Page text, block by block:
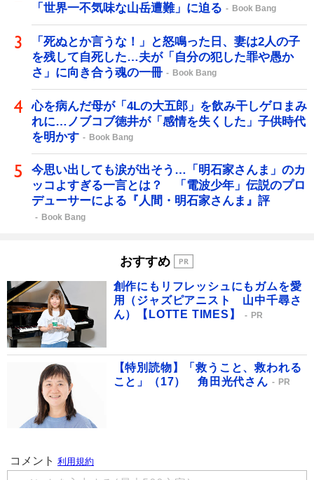
「世界一不気味な山岳遭難」に迫る
Book Bang
「死ぬとか言うな！」と怒鳴った日、妻は2人の子
を残して自死した…夫が「自分の犯した罪や愚か
さ」に向き合う魂の一冊
Book Bang
心を病んだ母が「4Lの大五郎」を飲み干しゲロまみ
れに…ノブコブ徳井が「感情を失くした」子供時代
を明かす
Book Bang
今思い出しても涙が出そう…「明石家さんま」のカ
ッコよすぎる一言とは？ 「電波少年」伝説のプロ
デューサーによる『人間・明石家さんま』評
Book Bang
おすすめ
創作にもリフレッシュにもガムを愛
用（ジャズピアニスト 山中千尋さ
ん）【LOTTE TIMES】
PR
【特別読物】「救うこと、救われる
こと」（17） 角田光代さん
PR